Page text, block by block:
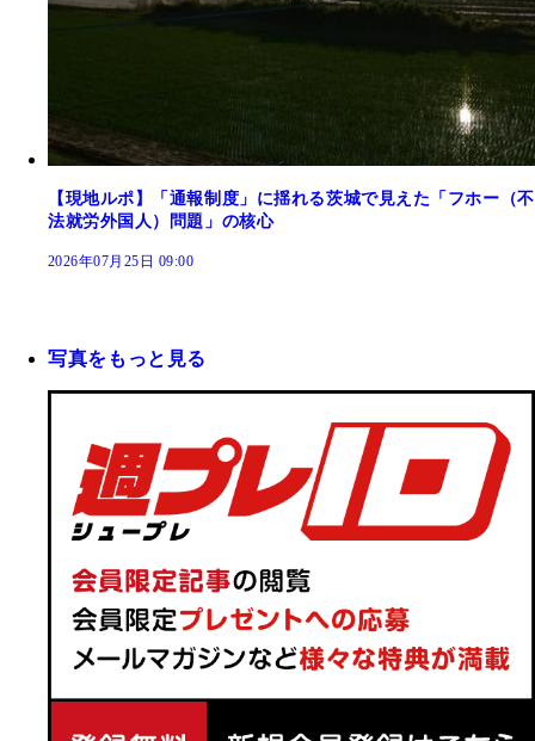
【現地ルポ】「通報制度」に揺れる茨城で見えた「フホー（不
法就労外国人）問題」の核心
2026年07月25日 09:00
写真をもっと見る